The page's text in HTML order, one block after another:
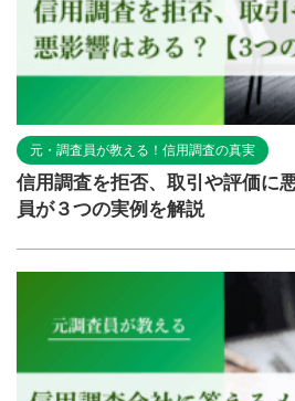
元・調査員が教える！信用調査の真実
信用調査を拒否、取引や評価に
員が３つの実例を解説